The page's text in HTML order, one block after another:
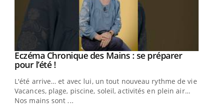
Youtube
Eczéma Chronique des Mains : se préparer
pour l’été !Youtube
L'été arrive… et avec lui, un tout nouveau rythme de vie !
Vacances, plage, piscine, soleil, activités en plein air…
Nos mains sont ...